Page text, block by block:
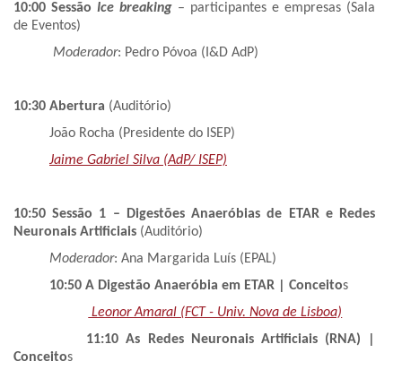
10:00 SessãoIce breaking– participantes e empresas (Sala
de Eventos)
Moderador: Pedro Póvoa (I&D AdP)
10:30 Abertura (Auditório)
João Rocha (Presidente do ISEP)
Jaime Gabriel Silva (AdP/ ISEP)
10:50 Sessão 1 – Digestões Anaeróbias de ETAR e Redes
Neuronais Artificiais (Auditório)
Moderador: Ana Margarida Luís (EPAL)
10:50 A Digestão Anaeróbia em ETAR | Conceitos
Leonor Amaral (FCT - Univ. Nova de Lisboa)
11:10 As Redes Neuronais Artificiais (RNA) |
Conceitos